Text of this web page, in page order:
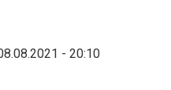
- 20:10